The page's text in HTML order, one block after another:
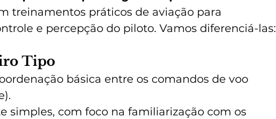
treinamentos práticos de aviação para
e percepção do piloto. Vamos diferenciá-las:
Tipo
básica entre os comandos de voo
simples, com foco na familiarização com os